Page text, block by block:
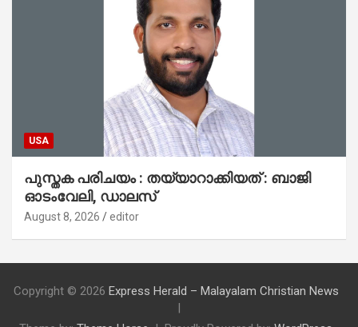
USA
പുസ്തക പരിചയം : തയ്യാറാക്കിയത് : ബാജി
ഓടംവേലി, ഡാലസ്
August 8, 2026 editor
Copyright © 2026 Express Herald – Malayalam Christian News